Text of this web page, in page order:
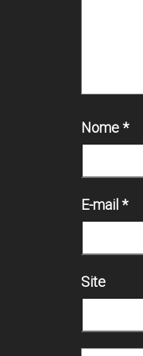
Nome*
E-mail*
Site